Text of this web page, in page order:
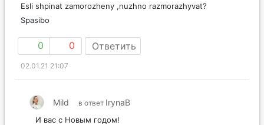
Esli shpinat zamorozheny ,nuzhno razmorazhyvat?
Spasibo
0 0 Ответить
02.01.21 21:07
Mild в ответ IrynaB
И вас с Новым годом!